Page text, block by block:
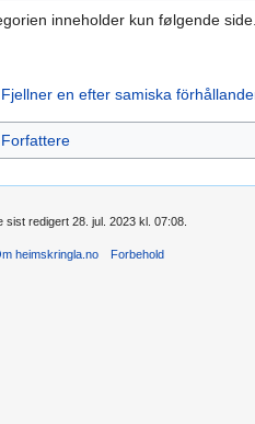
inneholder kun følgende side.
en efter samiska
Forfattere
sist redigert 28. jul. 2023 kl. 07:08.
heimskringla.no Forbehold